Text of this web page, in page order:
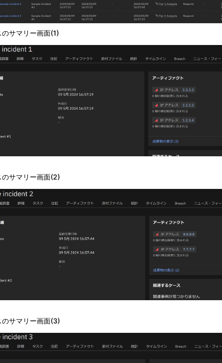
のサマリー画面(1)
のサマリー画面(2)
のサマリー画面(3)